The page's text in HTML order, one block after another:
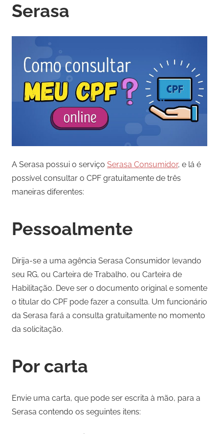
Serasa
A Serasa possui o serviço Serasa Consumidor, e lá é
possível consultar o CPF gratuitamente de três
maneiras diferentes:
Pessoalmente
Dirija-se a uma agência Serasa Consumidor levando
seu RG, ou Carteira de Trabalho, ou Carteira de
Habilitação. Deve ser o documento original e somente
o titular do CPF pode fazer a consulta. Um funcionário
da Serasa fará a consulta gratuitamente no momento
da solicitação.
Por carta
Envie uma carta, que pode ser escrita à mão, para a
Serasa contendo os seguintes itens: